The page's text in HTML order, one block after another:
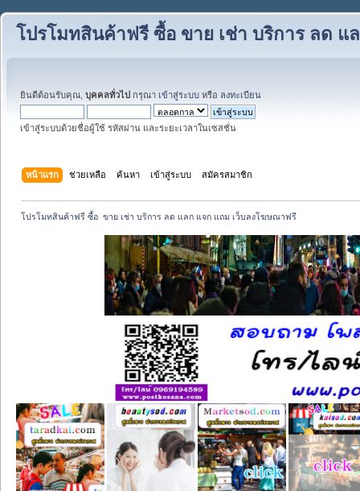
โปรโมทสินค้าฟรี ซื้อ ขาย เช่า บริการ ลด
ยินดีต้อนรับคุณ, บุคคลทั่วไป กรุณา เข้าสู่ระบบ หรือ ลงทะเบียน
เข้าสู่ระบบด้วยชื่อผู้ใช้ รหัสผ่าน และระยะเวลาในเซสชั่น
หน้าแรก ช่วยเหลือ ค้นหา เข้าสู่ระบบ สมัครสมาชิก
โปรโมทสินค้าฟรี ซื้อ  ขาย เช่า บริการ ลด แลก แจก แถม เว็บลงโฆษณาฟรี